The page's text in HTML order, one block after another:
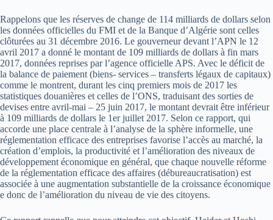
Rappelons que les réserves de change de 114 milliards de dollars selon
les données officielles du FMI et de la Banque d’Algérie sont celles
clôturées au 31 décembre 2016. Le gouverneur devant l’APN le 12
avril 2017 a donné le montant de 109 milliards de dollars à fin mars
2017, données reprises par l’agence officielle APS. Avec le déficit de
la balance de paiement (biens- services – transferts légaux de capitaux)
comme le montrent, durant les cinq premiers mois de 2017 les
statistiques douanières et celles de l’ONS, traduisant des sorties de
devises entre avril-mai – 25 juin 2017, le montant devrait être inférieur
à 109 milliards de dollars le 1er juillet 2017. Selon ce rapport, qui
accorde une place centrale à l’analyse de la sphère informelle, une
réglementation efficace des entreprises favorise l’accès au marché, la
création d’emplois, la productivité et l’amélioration des niveaux de
développement économique en général, que chaque nouvelle réforme
de la réglementation efficace des affaires (débureaucratisation) est
associée à une augmentation substantielle de la croissance économique
e donc de l’amélioration du niveau de vie des citoyens.